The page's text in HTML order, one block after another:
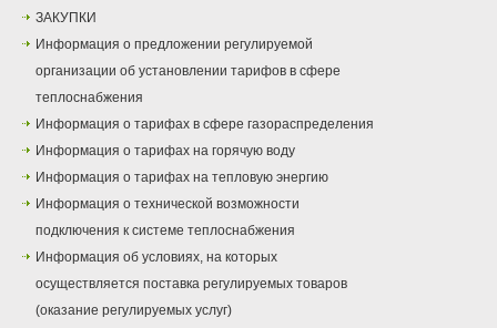
ЗАКУПКИ
Информация о предложении регулируемой
организации об установлении тарифов в сфере
теплоснабжения
Информация о тарифах в сфере газораспределения
Информация о тарифах на горячую воду
Информация о тарифах на тепловую энергию
Информация о технической возможности
подключения к системе теплоснабжения
Информация об условиях, на которых
осуществляется поставка регулируемых товаров
(оказание регулируемых услуг)